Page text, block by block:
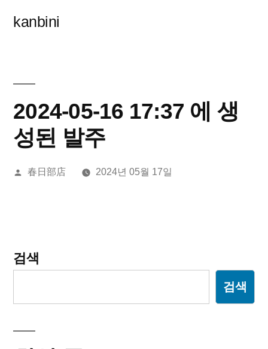
kanbini
2024-05-16 17:37 에 생
성된 발주
올
春日部店 2024년 05월 17일
검색
검색